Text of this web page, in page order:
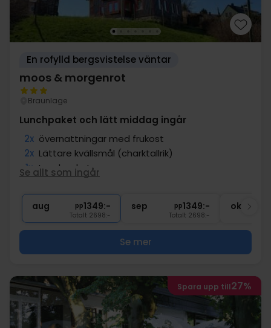
En rofylld bergsvistelse väntar
moos & morgenrot
Braunlage
Lunchpaket och lätt middag ingår
2x övernattningar med frukost
2x Lättare kvällsmål (charktallrik)
1x Lunchpaket
Gratis drycker på rummet
∞ Gratis kaffe/te i lobbyn
Se allt som ingår
aug pp1349:-
Totalt 2698:-
sep pp1349:-
Totalt 2698:-
okt
Se mer
Spara upp till27%